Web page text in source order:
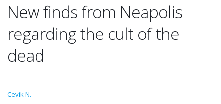
New finds from Neapolis
regarding the cult of the
dead
Cevik N.